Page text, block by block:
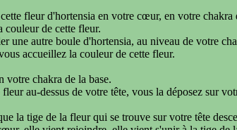
fleur d'hortensia en votre cœur, en votre
couleur de cette fleur.
une autre boule d'hortensia, au niveau de votre
accueillez la couleur de cette fleur.
votre chakra de la base.
au-dessus de votre tête, vous la déposez sur
la tige de la fleur qui se trouve sur votre tête